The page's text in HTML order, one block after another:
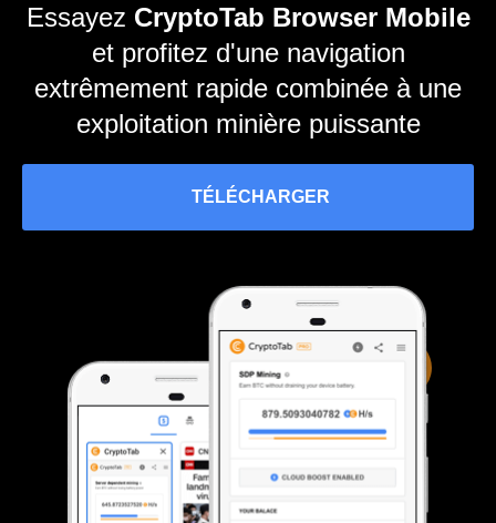
Essayez CryptoTab Browser Mobile
et profitez d'une navigation
extrêmement rapide combinée à une
exploitation minière puissante
TÉLÉCHARGER